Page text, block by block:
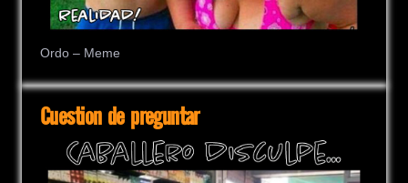
Ordo – Meme
Cuestion de preguntar